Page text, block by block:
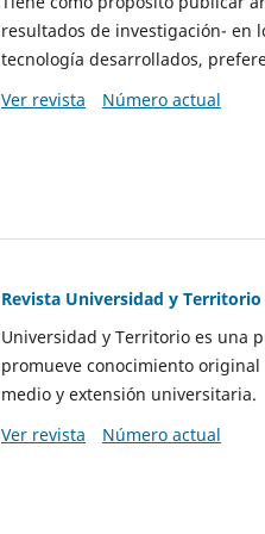
resultados de investigación- en
tecnología desarrollados,
Ver revista
Número actual
Revista Universidad y Territorio
Universidad y Territorio es una
promueve conocimiento
medio y extensión universitaria.
Ver revista
Número actual